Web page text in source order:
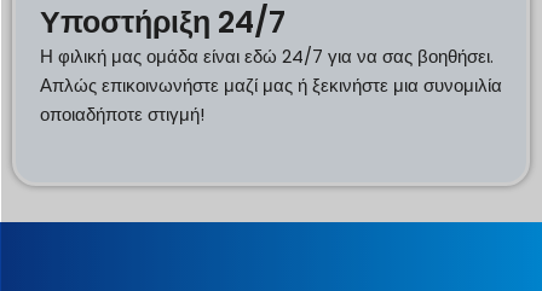
Υποστήριξη 24/7
Η φιλική μας ομάδα είναι εδώ 24/7 για να σας βοηθήσει.
Απλώς επικοινωνήστε μαζί μας ή ξεκινήστε μια συνομιλία
οποιαδήποτε στιγμή!